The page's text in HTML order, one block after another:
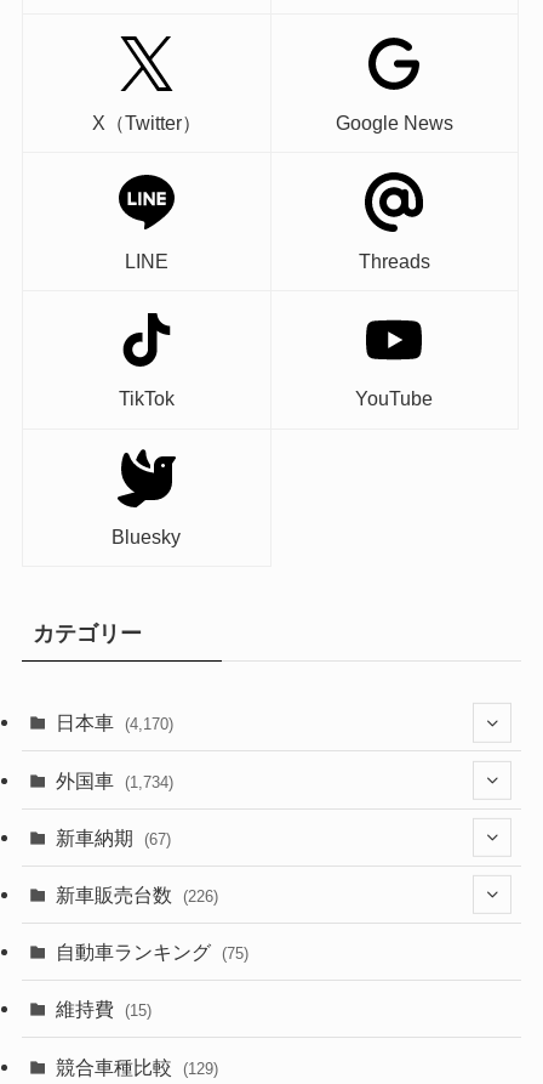
X（Twitter） Google News
LINE Threads
TikTok YouTube
Bluesky
カテゴリー
日本車 (4,170)
(1,320)
(329)
(356)
(328)
外国車 (1,734)
(242)
(85)
新車納期 (67)
(28)
(8)
新車販売台数 (226)
(21)
自動車ランキング (75)
維持費 (15)
競合車種比較 (129)